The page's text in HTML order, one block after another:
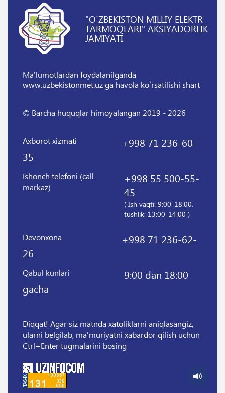
"O`ZBEKISTON MILLIY ELEKTR
TARMOQLARI" AKSIYADORLIK
JAMIYATI
Ma'lumotlardan foydalanilganda
www.uzbekistonmet.uz ga havola ko`rsatilishi shart
© Barcha huquqlar himoyalangan 2019 - 2026
Axborot xizmati
+998 71 236-60-
35
Ishonch telefoni (call
markaz)
+998 55 500-55-
45
( Ish vaqti: 9:00-18:00,
tushlik: 13:00-14:00 )
Devonxona
+998 71 236-62-
26
Qabul kunlari
9:00 dan 18:00
gacha
Diqqat! Agar siz matnda xatoliklarni aniqlasangiz,
ularni belgilab, ma'muriyatni xabardor qilish uchun
Ctrl+Enter tugmalarini bosing